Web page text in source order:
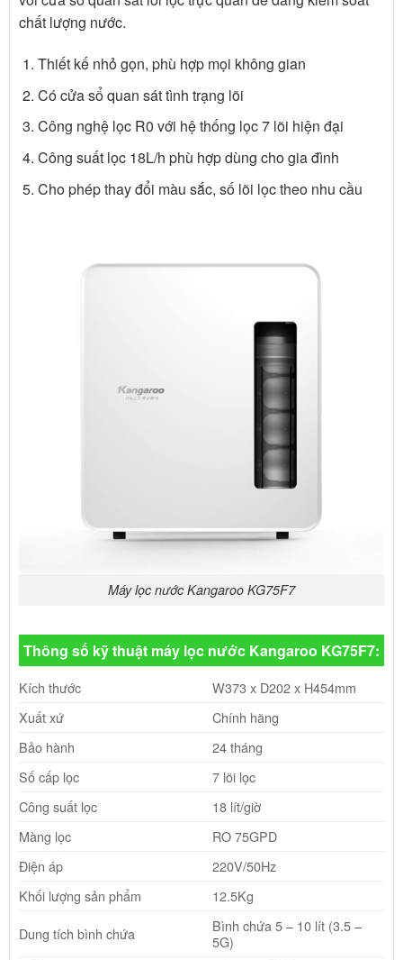
chất lượng nước.
Thiết kế nhỏ gọn, phù hợp mọi không gian
Có cửa sổ quan sát tình trạng lõi
Công nghệ lọc R0 với hệ thống lọc 7 lõi hiện đại
Công suất lọc 18L/h phù hợp dùng cho gia đình
Cho phép thay đổi màu sắc, số lõi lọc theo nhu cầu
Máy lọc nước Kangaroo KG75F7
Thông số kỹ thuật máy lọc nước Kangaroo KG75F7:
Kích thước
W373 x D202 x H454mm
Xuất xứ
Chính hãng
Bảo hành
24 tháng
Số cấp lọc
7 lõi lọc
Công suất lọc
18 lít/giờ
Màng lọc
RO 75GPD
Điện áp
220V/50Hz
Khối lượng sản phẩm
12.5Kg
Dung tích bình chứa
Bình chứa 5 – 10 lít (3.5 –
5G)